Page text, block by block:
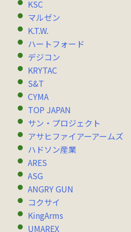
KSC
マルゼン
K.T.W.
ハートフォード
デジコン
KRYTAC
S&T
CYMA
TOP JAPAN
サン・プロジェクト
アサヒファイアーアームズ
ハドソン産業
ARES
ASG
ANGRY GUN
コクサイ
KingArms
UMAREX